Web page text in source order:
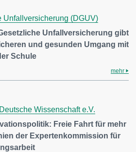
Unfallversicherung (DGUV)
Unfallversicherung gibt
und gesunden Umgang mit
Schule
mehr
Wissenschaft e.V.
Freie Fahrt für mehr
der Expertenkommission für